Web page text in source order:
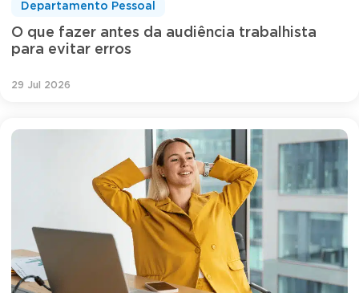
O que fazer antes da audiência trabalhista
para evitar erros
Departamento Pessoal
29 Jul 2026